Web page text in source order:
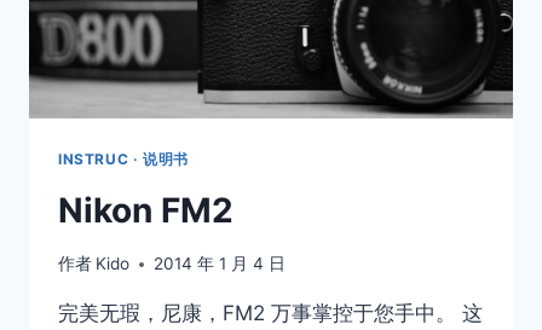
INSTRUC · 说明书
Nikon FM2
作者 Kido 2014 年 1 月 4 日
完美无瑕，尼康，FM2 万事掌控于您手中。 这